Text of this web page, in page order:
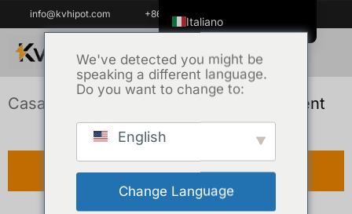
info@kvhipot.com +86 18062060691
Casa Prodotto / SF6 Gas Test Equipment
Prodotto
We've detected you might be
speaking a different language.
Do you want to change to:
English
Change Language
Italiano
ไทย
Tiếng Việt
العربية
Español
한국어